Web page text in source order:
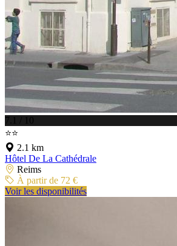
7.1 / 10
⭐⭐
2.1 km
Hôtel De La Cathédrale
Reims
À partir de 72 €
Voir les disponibilités